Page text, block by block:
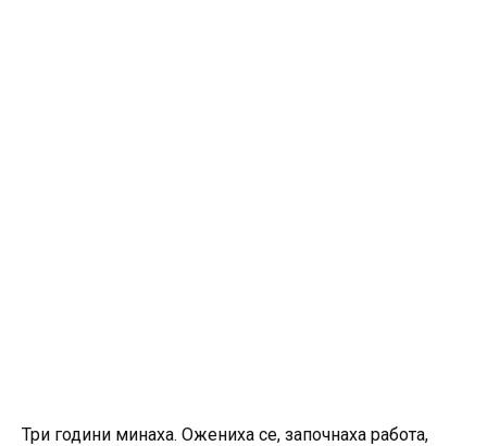
Три години минаха. Ожениха се, започнаха работа,